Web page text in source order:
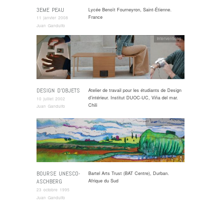
3EME PEAU
11 janvier 2008
Juan Gandulfo
Lycée Benoît Fourneyron, Saint-Étienne.
France
DESIGN D’OBJETS
10 juillet 2002
Juan Gandulfo
Interventions
Atelier de travail pour les étudiants de Design
d’intérieur. Institut DUOC-UC, Viña del mar.
Chili
BOURSE UNESCO-
ASCHBERG
23 octobre 1995
Juan Gandulfo
Art,Interventions
Bartel Arts Trust (BAT Centre), Durban.
Afrique du Sud